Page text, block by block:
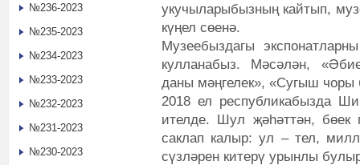
укучыларыбызның кайтып,
күңел сөенә.
Музеебыздагы
кулланабыз. Мәсәлән,
даны мәңгелек», «Сугыш чоры
2018 ел республикабызда
ителде. Шул җәһәттән, бөек
саклап калыр: ул – тел,
сүзләрен китерү урынлы
№236-2023
№235-2023
№234-2023
№233-2023
№232-2023
№231-2023
№230-2023